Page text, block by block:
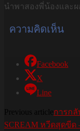
นำพาสองพี่น้องและ
ความคิดเห็น
Facebook
X
Line
Previous articleการกลั
SCREAM หวีดสุดขีด